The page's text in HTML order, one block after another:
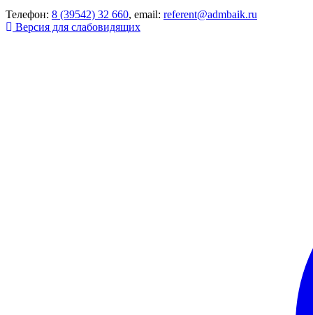
Телефон: 8 (39542) 32 660, email: referent@admbaik.ru
Версия для слабовидящих